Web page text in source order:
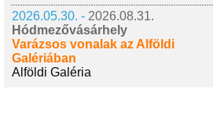
2026.05.30. - 2026.08.31.
Hódmezővásárhely
Varázsos vonalak az Alföldi
Galériában
Alföldi Galéria